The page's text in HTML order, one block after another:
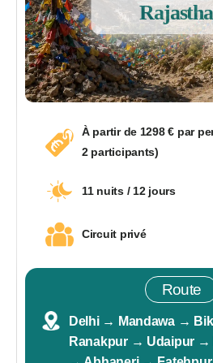
À partir de 1298 € par
2 participants)
11 nuits / 12 jours
Circuit privé
Route
Delhi → Mandawa →
Ranakpur → Udaipur